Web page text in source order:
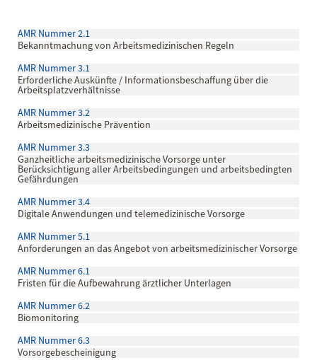
AMR Nummer 2.1
Bekanntmachung von Arbeitsmedizinischen Regeln
AMR Nummer 3.1
Erforderliche Auskünfte / Informationsbeschaffung über die
Arbeitsplatzverhältnisse
AMR Nummer 3.2
Arbeitsmedizinische Prävention
AMR Nummer 3.3
Ganzheitliche arbeitsmedizinische Vorsorge unter
Berücksichtigung aller Arbeitsbedingungen und arbeitsbedingten
Gefährdungen
AMR Nummer 3.4
Digitale Anwendungen und telemedizinische Vorsorge
AMR Nummer 5.1
Anforderungen an das Angebot von arbeitsmedizinischer Vorsorge
AMR Nummer 6.1
Fristen für die Aufbewahrung ärztlicher Unterlagen
AMR Nummer 6.2
Biomonitoring
AMR Nummer 6.3
Vorsorgebescheinigung